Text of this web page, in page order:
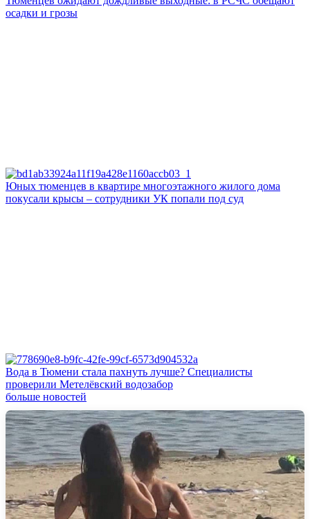
осадки и грозы
Юных тюменцев в квартире многоэтажного жилого дома
покусали крысы – сотрудники УК попали под суд
Вода в Тюмени стала пахнуть лучше? Специалисты
проверили Метелёвский водозабор
больше новостей